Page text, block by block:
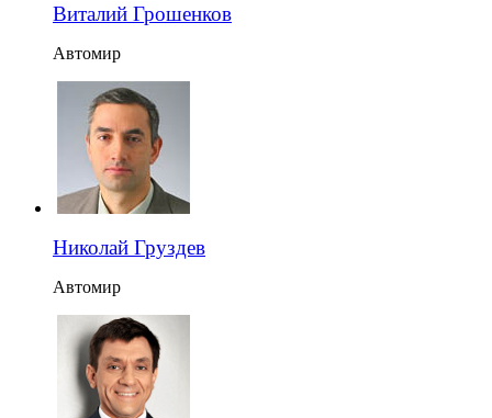
Виталий Грошенков
Автомир
Николай Груздев
Автомир